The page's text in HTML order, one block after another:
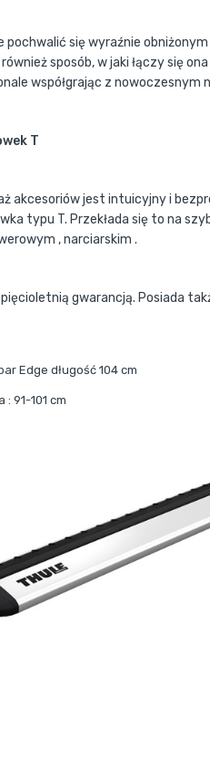
pochwalić się wyraźnie
sposób, w jaki łączy się
współgrając z nowoczesnym
T
akcesoriów jest intuicyjny i
typu T. Przekłada się to na
, narciarskim .
gwarancją. Posiada
Edge długość 104 cm
91-101 cm